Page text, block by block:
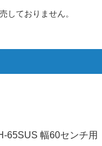
しておりません。
65SUS 幅60センチ用